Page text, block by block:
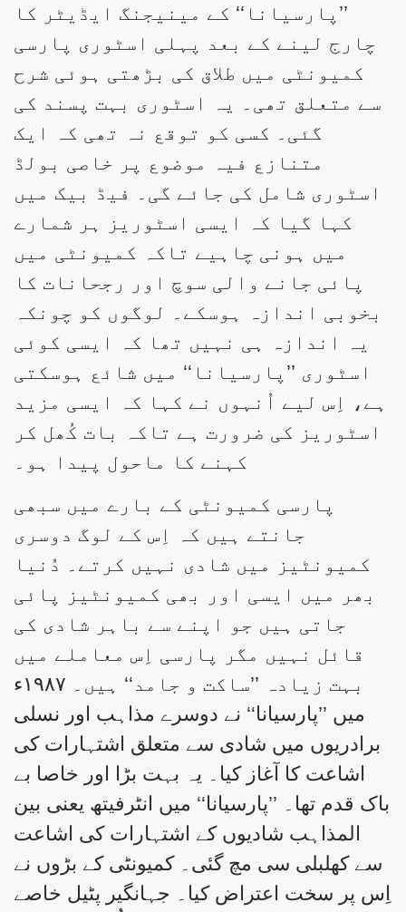
’’پارسیانا‘‘ کے مینیجنگ ایڈیٹر کا
چارج لینے کے بعد پہلی اسٹوری پارسی
کمیونٹی میں طلاق کی بڑھتی ہوئی شرح
سے متعلق تھی۔ یہ اسٹوری بہت پسند کی
گئی۔ کسی کو توقع نہ تھی کہ ایک
متنازع فیہ موضوع پر خاصی بولڈ
اسٹوری شامل کی جائے گی۔ فیڈ بیک میں
کہا گیا کہ ایسی اسٹوریز ہر شمارے
میں ہونی چاہیے تاکہ کمیونٹی میں
پائی جانے والی سوچ اور رجحانات کا
بخوبی اندازہ ہوسکے۔ لوگوں کو چونکہ
یہ اندازہ ہی نہیں تھا کہ ایسی کوئی
اسٹوری ’’پارسیانا‘‘ میں شائع ہوسکتی
ہے، اِس لیے اُنہوں نے کہا کہ ایسی مزید
اسٹوریز کی ضرورت ہے تاکہ بات کُھل کر
کہنے کا ماحول پیدا ہو۔
پارسی کمیونٹی کے بارے میں سبھی
جانتے ہیں کہ اِس کے لوگ دوسری
کمیونٹیز میں شادی نہیں کرتے۔ دُنیا
بھر میں ایسی اور بھی کمیونٹیز پائی
جاتی ہیں جو اپنے سے باہر شادی کی
قائل نہیں مگر پارسی اِس معاملے میں
بہت زیادہ ’’ساکت و جامد‘‘ ہیں۔ ۱۹۸۷ء
میں ’’پارسیانا‘‘ نے دوسرے مذاہب اور نسلی
برادریوں میں شادی سے متعلق اشتہارات کی
اشاعت کا آغاز کیا۔ یہ بہت بڑا اور خاصا بے
باک قدم تھا۔ ’’پارسیانا‘‘ میں انٹرفیتھ یعنی بین
المذاہب شادیوں کے اشتہارات کی اشاعت
سے کھلبلی سی مچ گئی۔ کمیونٹی کے بڑوں نے
اِس پر سخت اعتراض کیا۔ جہانگیر پٹیل خاصے